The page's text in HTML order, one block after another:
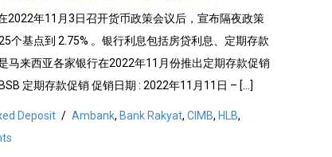
2022年11月3日召开货币政策会议后，宣布隔夜政策
个基点到 2.75% 。银行利息包括房贷利息、定期存款
马来西亚各家银行在2022年11月份推出定期存款促销
定期存款促销 促销日期 : 2022年11月11日 – […]
Deposit / Ambank, Bank Rakyat, CIMB, HLB,